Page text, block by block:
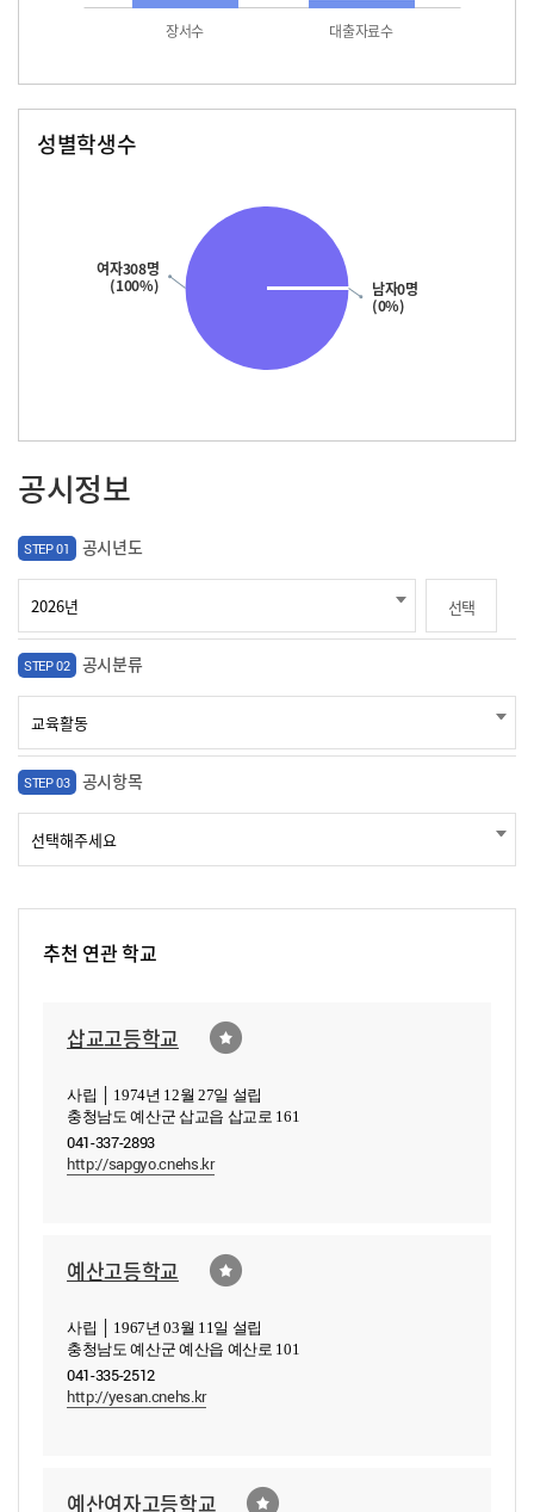
장서수 대출자료수
성별학생수
남자0명
(0%)
여자308명
(100%)
공시정보
STEP 01 공시년도
선택
STEP 02 공시분류
STEP 03 공시항목
추천 연관 학교
삽교고등학교
사립 │ 1974년 12월 27일 설립
충청남도 예산군 삽교읍 삽교로 161
041-337-2893
http://sapgyo.cnehs.kr
예산고등학교
사립 │ 1967년 03월 11일 설립
충청남도 예산군 예산읍 예산로 101
041-335-2512
http://yesan.cnehs.kr
예산여자고등학교